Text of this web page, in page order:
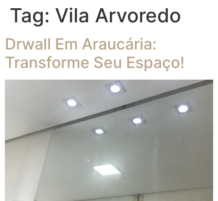
Tag: Vila Arvoredo
Drwall Em Araucária:
Transforme Seu Espaço!